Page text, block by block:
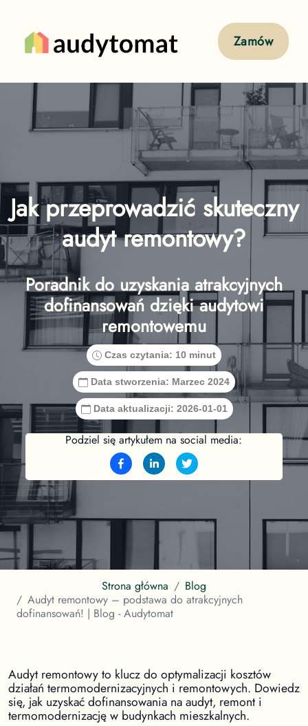
Zamów
Jak przeprowadzić skuteczny
audyt remontowy?
Poradnik do uzyskania atrakcyjnych
dofinansowań dzięki audytowi
remontowemu
Czas czytania: 10 minut
Data stworzenia: Marzec 2024
Data aktualizacji: 2026-01-01
Podziel się artykułem na social media:
Strona główna
Blog
Audyt remontowy – podstawa do atrakcyjnych
dofinansowań! | Blog - Audytomat
Audyt remontowy to klucz do optymalizacji kosztów
działań termomodernizacyjnych i remontowych. Dowiedz
się, jak uzyskać dofinansowania na audyt, remont i
termomodernizację w budynkach mieszkalnych.